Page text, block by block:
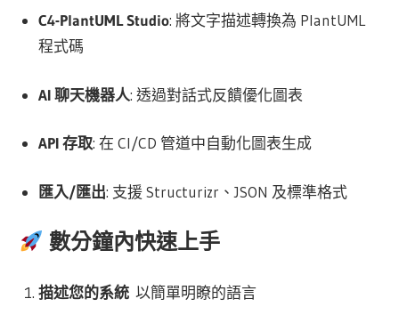
C4-PlantUML Studio: 將文字描述轉換為 PlantUML
程式碼
AI 聊天機器人: 透過對話式反饋優化圖表
API 存取: 在 CI/CD 管道中自動化圖表生成
匯入/匯出: 支援 Structurizr、JSON 及標準格式
數分鐘內快速上手
描述您的系統以簡單明瞭的語言